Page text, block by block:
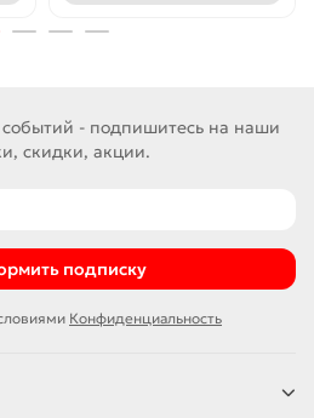
событий - подпишитесь на наши
скидки, акции.
подписку
Конфиденциальность